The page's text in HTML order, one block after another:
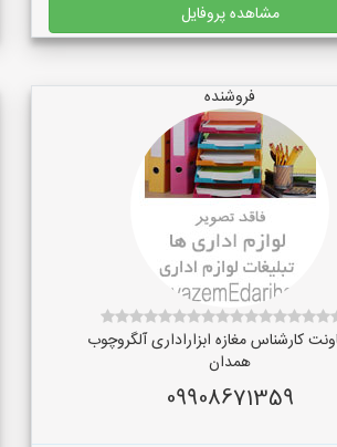
مشاهده پروفایل
فروشنده
کارشناس مغازه ابزاراداری آلگروچوب
همدان
09908671359